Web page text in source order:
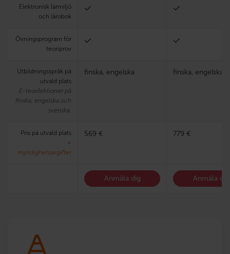
Elektronisk lärmiljö
och lärobok
Övningsprogram för
teoriprov
Utbildningsspråk på
utvald plats
E-teorilektioner på
finska, engelska och
svenska.
finska, engelska finska, engelska
Pris på utvald plats
+
myndighetsavgifter
569 € 779 €
Anmäla dig Anmäla dig